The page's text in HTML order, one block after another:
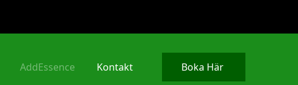
AddEssence Kontakt Boka Här